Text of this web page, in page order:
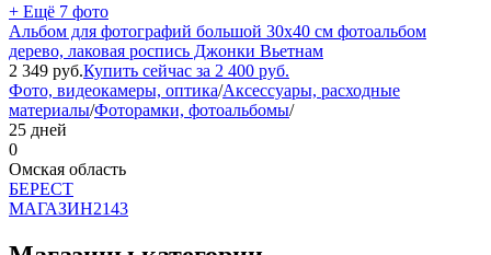
+ Ещё 7 фото
Альбом для фотографий большой 30х40 см фотоальбом
дерево, лаковая роспись Джонки Вьетнам
2 349 руб.Купить сейчас за 2 400 руб.
Фото, видеокамеры, оптика/Аксессуары, расходные
материалы/Фоторамки, фотоальбомы/
25 дней
0
Омская область
БEPECT
МАГАЗИН2143